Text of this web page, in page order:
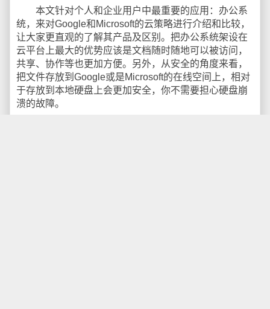
本文针对个人和企业用户中最重要的应用：办公系
统，来对Google和Microsoft的云策略进行介绍和比较，
让大家更直观的了解其产品及区别。把办公系统架设在
云平台上最大的优势应该是文档随时随地可以被访问，
共享、协作等也更加方便。另外，从安全的角度来看，
把文件存放到Google或是Microsoft的在线空间上，相对
于存放到本地硬盘上会更加安全，你不需要担心硬盘崩
溃的故障。